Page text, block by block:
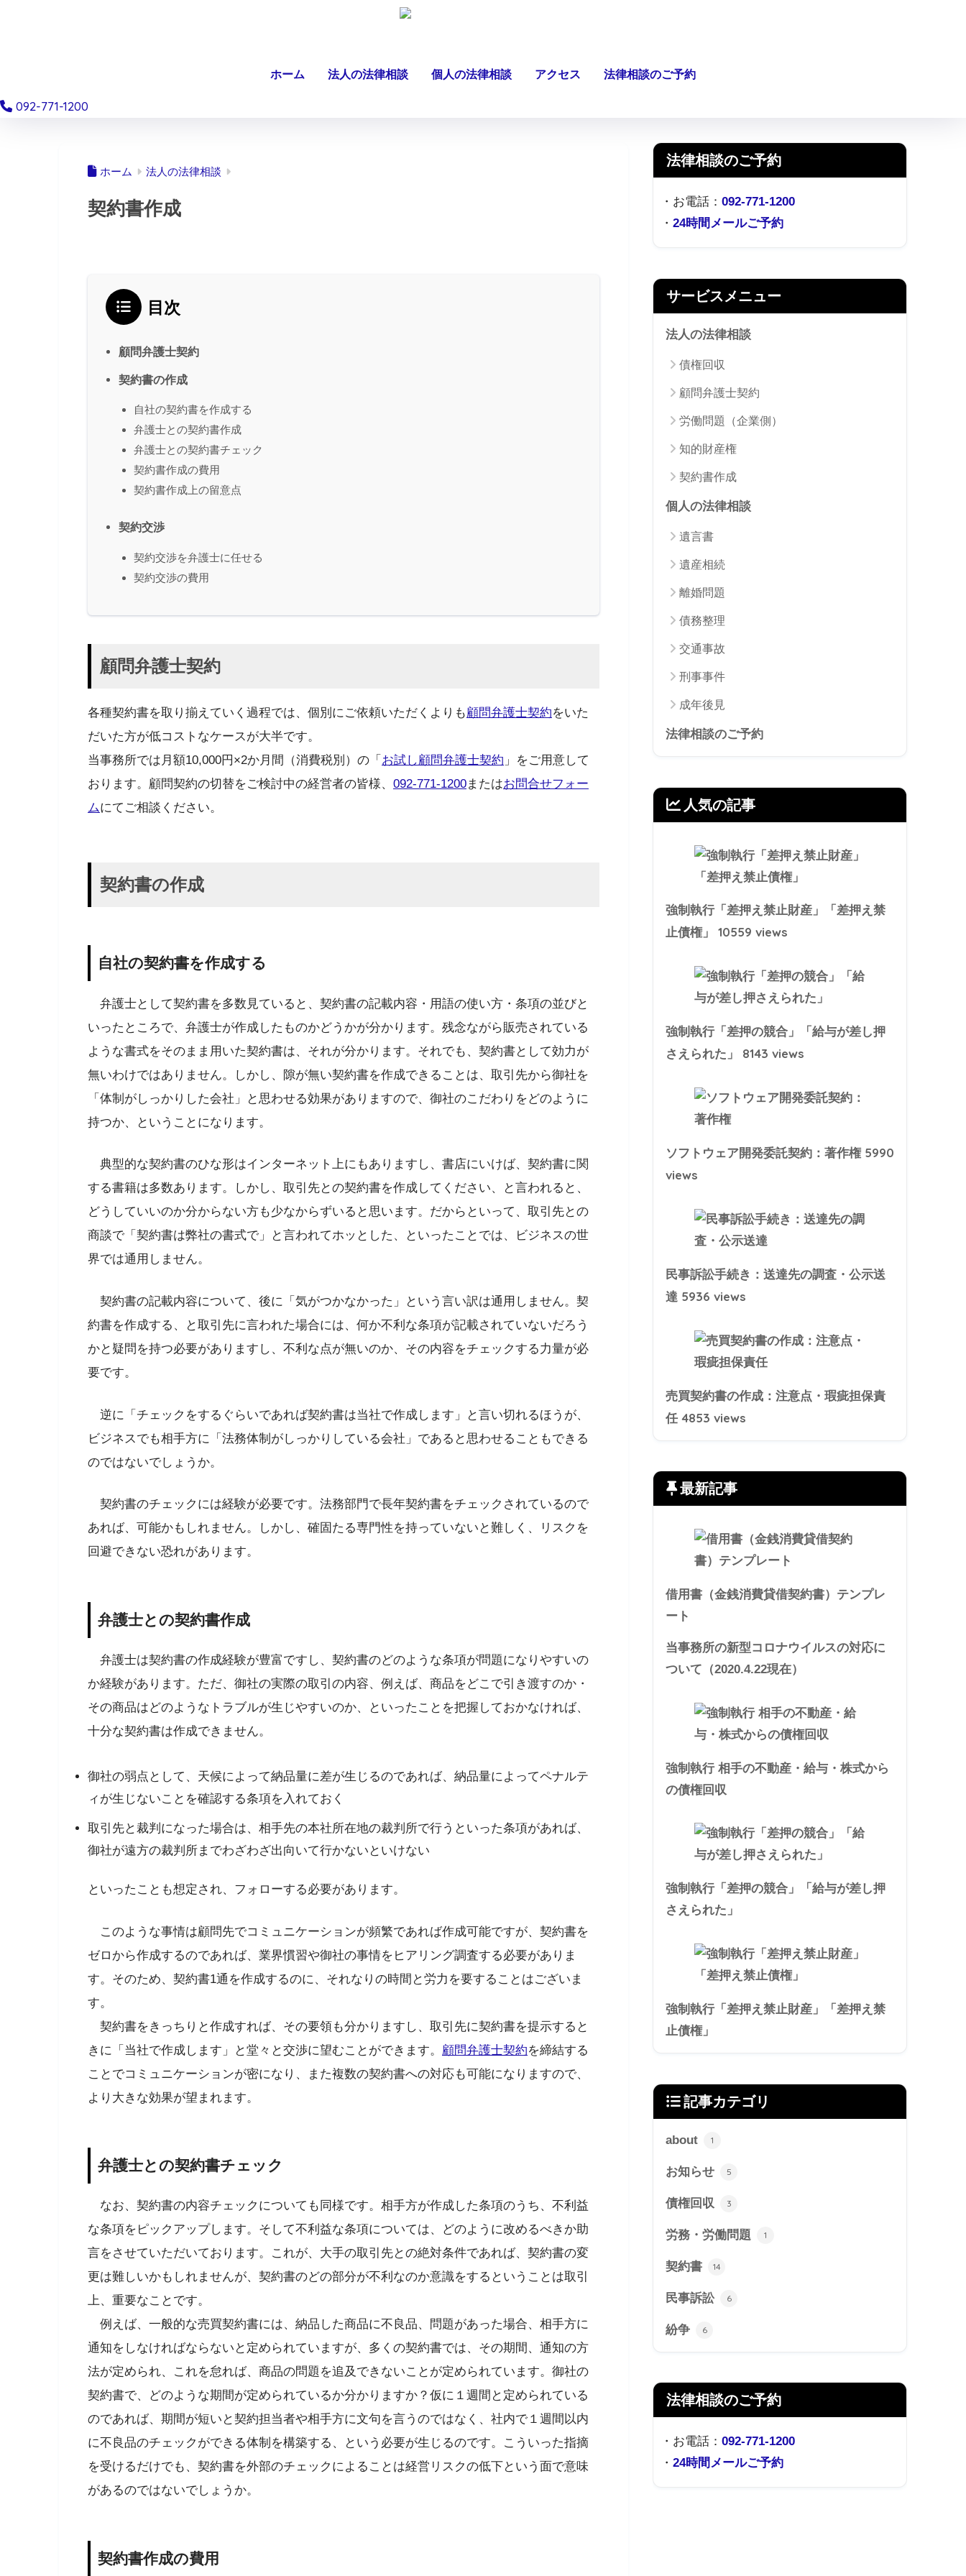
ホーム 法人の法律相談 個人の法律相談 アクセス 法律相談のご予約
092-771-1200
ホーム 法人の法律相談
契約書作成
目次
顧問弁護士契約
契約書の作成
自社の契約書を作成する
弁護士との契約書作成
弁護士との契約書チェック
契約書作成の費用
契約書作成上の留意点
契約交渉
契約交渉を弁護士に任せる
契約交渉の費用
顧問弁護士契約
各種契約書を取り揃えていく過程では、個別にご依頼いただくよりも顧問弁護士契約をいた
だいた方が低コストなケースが大半です。
当事務所では 月額10,000円×2か月間 （消費税別）の「 お試し顧問弁護士契約 」をご用意して
おります。顧問契約の切替をご検討中の経営者の皆様、 092-771-1200またはお問合せフォー
ムにてご相談ください。
契約書の作成
自社の契約書を作成する
弁護士として契約書を多数見ていると、契約書の記載内容・用語の使い方・条項の並びと
いったところで、弁護士が作成したものかどうかが分かります。 残念ながら販売されている
ような書式をそのまま用いた契約書は、それが分かります。それでも、契約書として効力が
無いわけではありません。しかし、隙が無い契約書を作成できることは、取引先から御社を
「体制がしっかりした会社」と思わせる効果がありますので、御社のこだわりをどのように
持つか、ということになります。
典型的な契約書のひな形はインターネット上にもありますし、書店にいけば、契約書に関
する書籍は多数あります。しかし、取引先との契約書を作成してください、と言われると、
どうしていいのか分からない方も少なからずいると思います。だからといって、取引先との
商談で「契約書は弊社の書式で」と言われてホッとした、といったことでは、ビジネスの世
界では通用しません。
契約書の記載内容について、後に「気がつかなかった」という言い訳は通用しません。契
約書を作成する、と取引先に言われた場合には、何か不利な条項が記載されていないだろう
かと疑問を持つ必要がありますし、不利な点が無いのか、その内容をチェックする力量が必
要です。
逆に「チェックをするぐらいであれば契約書は当社で作成します」と言い切れるほうが、
ビジネスでも相手方に「法務体制がしっかりしている会社」であると思わせることもできる
のではないでしょうか。
契約書のチェックには経験が必要です。法務部門で長年契約書をチェックされているので
あれば、可能かもしれません。しかし、確固たる専門性を持っていないと難しく、リスクを
回避できない恐れがあります。
弁護士との契約書作成
弁護士は契約書の作成経験が豊富ですし、契約書のどのような条項が問題になりやすいの
か経験があります。 ただ、御社の実際の取引の内容、例えば、商品をどこで引き渡すのか・
その商品はどのようなトラブルが生じやすいのか、といったことを把握しておかなければ、
十分な契約書は作成できません。
御社の弱点として、天候によって納品量に差が生じるのであれば、納品量によってペナルテ
ィが生じないことを確認する条項を入れておく
取引先と裁判になった場合は、相手先の本社所在地の裁判所で行うといった条項があれば、
御社が遠方の裁判所までわざわざ出向いて行かないといけない
といったことも想定され、フォローする必要があります。
このような事情は顧問先でコミュニケーションが頻繁であれば作成可能ですが、契約書を
ゼロから作成するのであれば、業界慣習や御社の事情をヒアリング調査する必要がありま
す。そのため、契約書1通を作成するのに、それなりの時間と労力を要することはございま
す。
契約書をきっちりと作成すれば、その要領も分かりますし、取引先に契約書を提示すると
きに「当社で作成します」と堂々と交渉に望むことができます。 顧問弁護士契約を締結する
ことでコミュニケーションが密になり、また複数の契約書への対応も可能になりますので、
より大きな効果が望まれます。
弁護士との契約書チェック
なお、契約書の内容チェックについても同様です。相手方が作成した条項のうち、不利益
な条項をピックアップします。そして不利益な条項については、どのように改めるべきか助
言をさせていただいております。これが、大手の取引先との絶対条件であれば、契約書の変
更は難しいかもしれませんが、契約書のどの部分が不利なのか意識をするということは取引
上、重要なことです。
例えば、一般的な売買契約書には、納品した商品に不良品、問題があった場合、相手方に
通知をしなければならないと定められていますが、多くの契約書では、その期間、通知の方
法が定められ、これを怠れば、商品の問題を追及できないことが定められています。御社の
契約書で、どのような期間が定められているか分かりますか？仮に１週間と定められている
のであれば、期間が短いと契約担当者や相手方に文句を言うのではなく、社内で１週間以内
に不良品のチェックができる体制を構築する、という必要が生じるのです。こういった指摘
を受けるだけでも、契約書を外部のチェックによることは経営リスクの低下という面で意味
があるのではないでしょうか。
契約書作成の費用
法律相談のご予約
・お電話： 092-771-1200
・ 24時間メールご予約
サービスメニュー
法人の法律相談
債権回収
顧問弁護士契約
労働問題（企業側）
知的財産権
契約書作成
個人の法律相談
遺言書
遺産相続
離婚問題
債務整理
交通事故
刑事事件
成年後見
法律相談のご予約
人気の記事
強制執行「差押え禁止財産」「差押え禁
止債権」 10559 views
強制執行「差押の競合」「給与が差し押
さえられた」 8143 views
ソフトウェア開発委託契約：著作権 5990
views
民事訴訟手続き：送達先の調査・公示送
達 5936 views
売買契約書の作成：注意点・瑕疵担保責
任 4853 views
最新記事
借用書（金銭消費貸借契約書）テンプレ
ート
当事務所の新型コロナウイルスの対応に
ついて（2020.4.22現在）
強制執行 相手の不動産・給与・株式から
の債権回収
強制執行「差押の競合」「給与が差し押
さえられた」
強制執行「差押え禁止財産」「差押え禁
止債権」
記事カテゴリ
about 1
お知らせ 5
債権回収 3
労務・労働問題 1
契約書 14
民事訴訟 6
紛争 6
法律相談のご予約
・お電話： 092-771-1200
・ 24時間メールご予約